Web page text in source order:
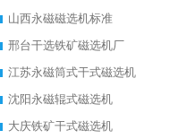
山西永磁磁选机标准
邢台干选铁矿磁选机厂
江苏永磁筒式干式磁选机
沈阳永磁辊式磁选机
大庆铁矿干式磁选机